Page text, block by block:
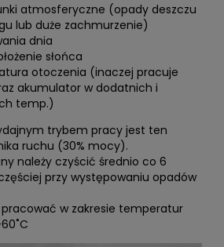
atmosferyczne (opady deszczu
lub duże zachmurzenie)
dnia
słońca
otoczenia (inaczej pracuje
akumulator w dodatnich i
temp.)
trybem pracy jest ten
ruchu (30% mocy).
należy czyścić średnio co 6
przy występowaniu opadów
w zakresie temperatur